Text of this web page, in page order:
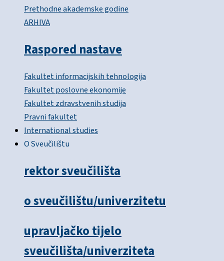
Prethodne akademske godine
ARHIVA
Raspored nastave
Fakultet informacijskih tehnologija
Fakultet poslovne ekonomije
Fakultet zdravstvenih studija
Pravni fakultet
International studies
O Sveučilištu
rektor sveučilišta
o sveučilištu/univerzitetu
upravljačko tijelo
sveučilišta/univerziteta